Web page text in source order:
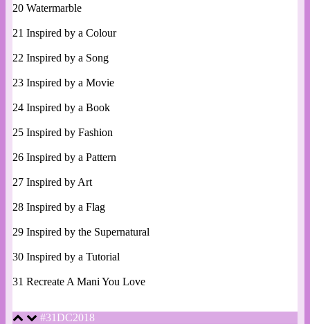
20 Watermarble
21 Inspired by a Colour
22 Inspired by a Song
23 Inspired by a Movie
24 Inspired by a Book
25 Inspired by Fashion
26 Inspired by a Pattern
27 Inspired by Art
28 Inspired by a Flag
29 Inspired by the Supernatural
30 Inspired by a Tutorial
31 Recreate A Mani You Love
#31DC2018